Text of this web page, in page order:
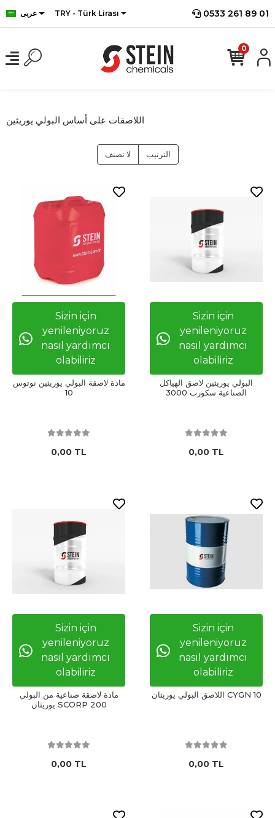
عربى TRY - Türk Lirası 0533 261 89 01
0
اللاصقات على أساس البولي يوريثين
لا تصنف الترتيب
Sizin için
yenileniyoruz
nasıl yardımcı
olabiliriz
مادة لاصقة البولي يوريثين نوتوس
10
0,00 TL
Sizin için
yenileniyoruz
nasıl yardımcı
olabiliriz
البولي يوريثين لاصق الهياكل
الصناعية سكورب 3000
0,00 TL
Sizin için
yenileniyoruz
nasıl yardımcı
olabiliriz
مادة لاصقة صناعية من البولي
يوريثان SCORP 200
0,00 TL
Sizin için
yenileniyoruz
nasıl yardımcı
olabiliriz
اللاصق البولي يوريثان CYGN 10
0,00 TL